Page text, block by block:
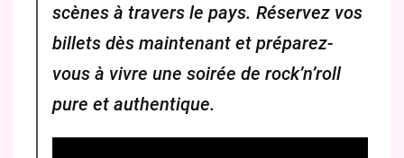
scènes à travers le pays. Réservez vos
billets dès maintenant et préparez-
vous à vivre une soirée de rock’n’roll
pure et authentique.